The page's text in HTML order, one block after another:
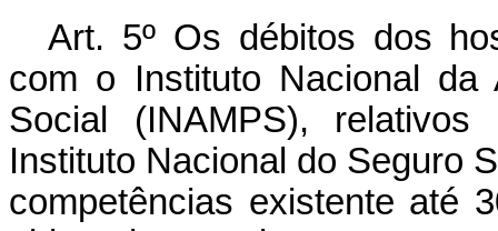
Art. 5º Os débitos dos
com o Instituto Nacional da
Social (INAMPS),
Instituto Nacional do Seguro
competências existente até